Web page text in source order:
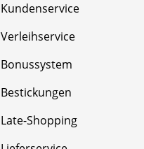
Kundenservice
Verleihservice
Bonussystem
Bestickungen
Late-Shopping